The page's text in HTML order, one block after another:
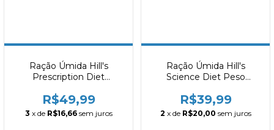
Ração Úmida Hill's
Prescription Diet
Cães 354g
R$49,99
3 x de R$16,66 sem juros
Ração Úmida Hill's
Science Diet Peso
Adultos Sabor Frango e
Vegetais 354g
R$39,99
2 x de R$20,00 sem juros